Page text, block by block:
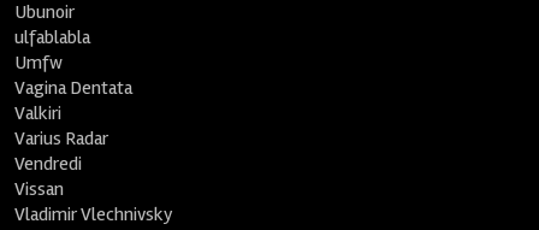
Ubunoir
ulfablabla
Umfw
Vagina Dentata
Valkiri
Varius Radar
Vendredi
Vissan
Vladimir Vlechnivsky